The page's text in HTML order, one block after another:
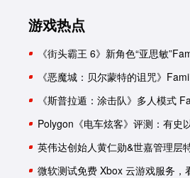
游戏热点